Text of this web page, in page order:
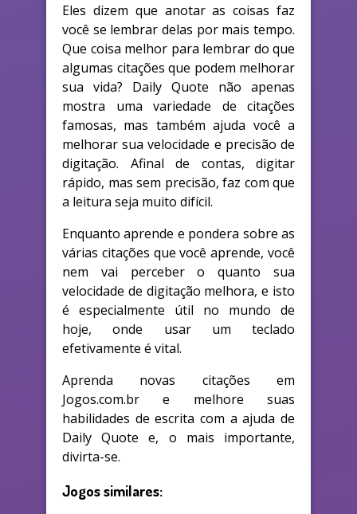
Eles dizem que anotar as coisas faz
você se lembrar delas por mais tempo.
Que coisa melhor para lembrar do que
algumas citações que podem melhorar
sua vida? Daily Quote não apenas
mostra uma variedade de citações
famosas, mas também ajuda você a
melhorar sua velocidade e precisão de
digitação. Afinal de contas, digitar
rápido, mas sem precisão, faz com que
a leitura seja muito difícil.
Enquanto aprende e pondera sobre as
várias citações que você aprende, você
nem vai perceber o quanto sua
velocidade de digitação melhora, e isto
é especialmente útil no mundo de
hoje, onde usar um teclado
efetivamente é vital.
Aprenda novas citações em
Jogos.com.br e melhore suas
habilidades de escrita com a ajuda de
Daily Quote e, o mais importante,
divirta-se.
Jogos similares: